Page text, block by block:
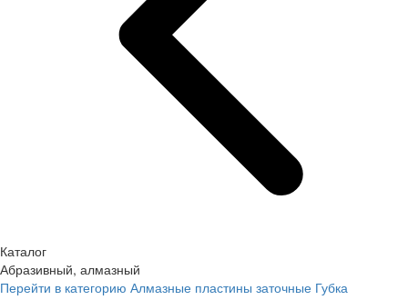
Каталог
Абразивный, алмазный
Перейти в категорию Алмазные пластины заточные Губка